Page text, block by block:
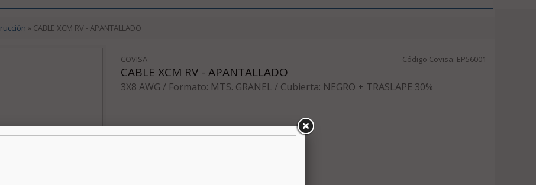
» CABLE XCM RV - APANTALLADO
COVISA Código Covisa: EP56001
CABLE XCM RV - APANTALLADO
3X8 AWG / Formato: MTS. GRANEL / Cubierta: NEGRO + TRASLAPE 30%